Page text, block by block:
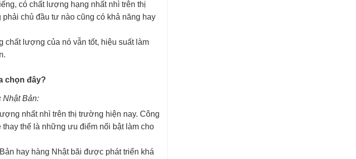
có chất lượng hạng nhất nhì trên thị
chủ đầu tư nào cũng có khả năng hay
chất lượng của nó vẫn tốt, hiệu suất làm
chọn đây?
Nhật Bản:
nhất nhì trên thị trường hiện nay. Công
thế là những ưu điểm nổi bật làm cho
hay hàng Nhật bãi được phát triển khá